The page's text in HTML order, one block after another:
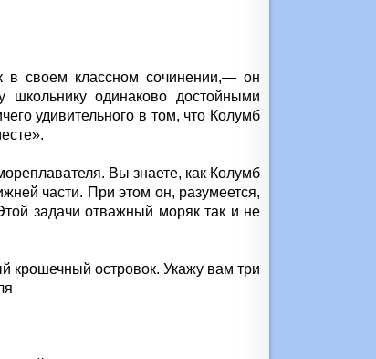
в своем классном сочинении,— он
одинаково достойными
удивительного в том, что Колумб
Вы знаете, как Колумб
части. При этом он, разумеется,
задачи отважный моряк так и не
крошечный островок. Укажу вам три